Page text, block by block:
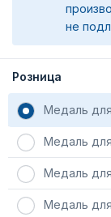
не
Розница
Медаль
Медаль
Медаль
Медаль